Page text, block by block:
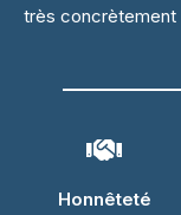
très concrètement
Honnêteté